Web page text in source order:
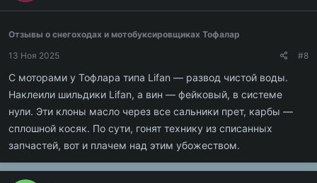
Отзывы о снегоходах и мотобуксировщиках Тофалар
13 Ноя 2025
#8
С моторами у Тофлара типа Lifan — развод чистой воды.
Наклеили шильдики Lifan, а вин — фейковый, в системе
нули. Эти клоны масло через все сальники прет, карбы —
сплошной косяк. По сути, гонят технику из списанных
запчастей, вот и плачем над этим убожеством.